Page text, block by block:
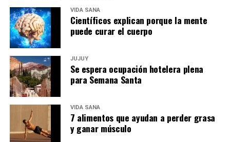
VIDA SANA
Científicos explican porque la mente
puede curar el cuerpo
JUJUY
Se espera ocupación hotelera plena
para Semana Santa
VIDA SANA
7 alimentos que ayudan a perder grasa
y ganar músculo